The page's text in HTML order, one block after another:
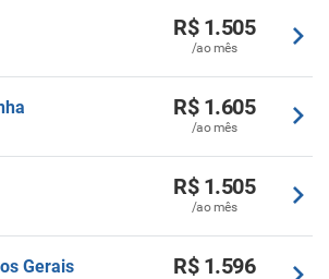
R$ 1.505
/ao mês
R$ 1.605
/ao mês
R$ 1.505
/ao mês
Gerais R$ 1.596